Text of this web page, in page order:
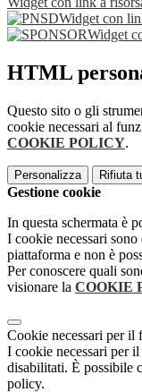
Widget con
Widget
HTML
Questo sito o gli
cookie necessari al
COOKIE POLICY.
Personalizza Rifiuta
Gestione cookie
In questa schermata è
I cookie necessari
piattaforma e non è
Per conoscere quali
visionare la COOKIE
Cookie necessari per il
I cookie necessari per
disabilitati. È possibile
policy.